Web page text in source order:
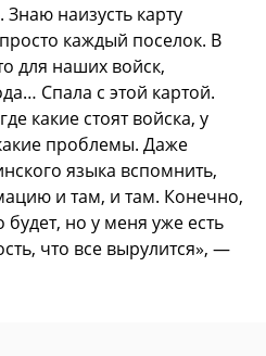
наизусть карту
каждый поселок. В
для наших войск,
Спала с этой картой.
какие стоят войска, у
проблемы. Даже
языка вспомнить,
и там, и там. Конечно,
но у меня уже есть
что все вырулится», —